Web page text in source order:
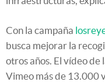
Con la campaña
busca mejorar la
otros años. El vídeo de
Vimeo más de 13.000